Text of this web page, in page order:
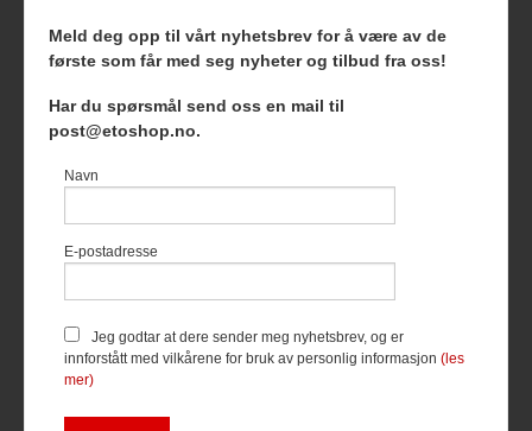
Frakt Kjøpsbetingelser Sikkerhet og personvern
Nyhetsbrev Blogg
Foretaksregisteret 927127954
du får en bedre kjøpsopplevelse og
bruker cookies hovedsaklig til å
hva du har puttet i handlekurven
din. Fortsett å bruke siden som
mer
Meld deg opp til vårt nyhetsbrev for å være av de
første som får med seg nyheter og tilbud fra oss!
Har du spørsmål send oss en mail til
post@etoshop.no.
Navn
E-postadresse
Jeg godtar at dere sender meg nyhetsbrev, og er
innforstått med vilkårene for bruk av personlig informasjon(les
mer)